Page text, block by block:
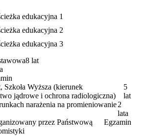
edukacyjna 1
edukacyjna 2
edukacyjna 3
8 lat
Szkoła Wyższa (kierunek
jądrowe i ochrona radiologiczna)
5
lat
narażenia na promieniowanie2
lata
przez Państwową
Egzamin